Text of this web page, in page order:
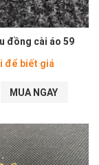
đồng cài áo 59
để biết giá
MUA NGAY